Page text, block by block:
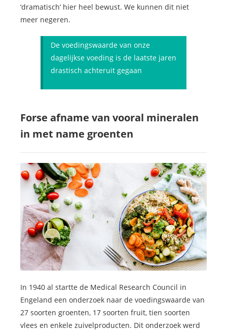
‘dramatisch’ hier heel bewust. We kunnen dit niet
meer negeren.
De voedingswaarde van onze
dagelijkse voeding is de laatste jaren
drastisch achteruit gegaan
Forse afname van vooral mineralen
in met name groenten
In 1940 al startte de Medical Research Council in
Engeland een onderzoek naar de voedingswaarde van
27 soorten groenten, 17 soorten fruit, tien soorten
vlees en enkele zuivelproducten. Dit onderzoek werd